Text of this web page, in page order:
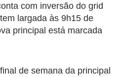
com inversão do grid
largada às 9h15 de
principal está marcada
de semana da principal